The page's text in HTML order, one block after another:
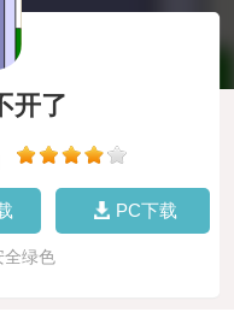
开了
PC下载
全绿色